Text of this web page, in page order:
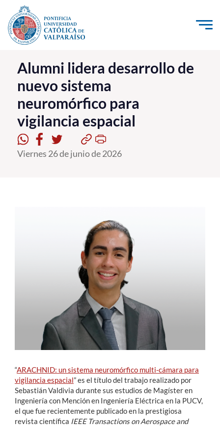
Click acá para ir directamente al contenido
La Universidad
Investigación, Creación e Innovación
PUCV Internacional
Vinculación con el Medio
Admisión
Alumni lidera desarrollo de
nuevo sistema
neuromórfico para
vigilancia espacial
Viernes 26 de junio de 2026
“ARACHNID: un sistema neuromórfico multi-cámara para
vigilancia espacial” es el título del trabajo realizado por
Sebastián Valdivia durante sus estudios de Magíster en
Ingeniería con Mención en Ingeniería Eléctrica en la PUCV,
el que fue recientemente publicado en la prestigiosa
revista científica IEEE Transactions on Aerospace and